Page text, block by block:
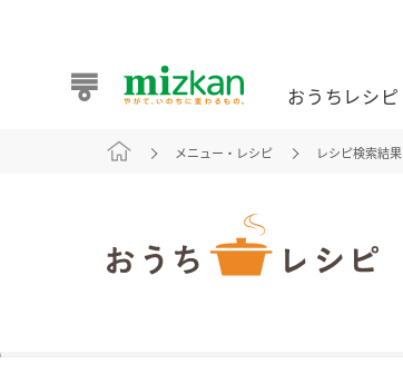
業務用サイト
おうちレシピ
メニュー・レシピ レシピ検索結果